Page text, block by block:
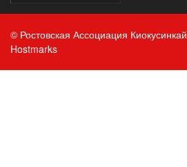
© Ростовская Ассоциация Киокусинкай
Hostmarks